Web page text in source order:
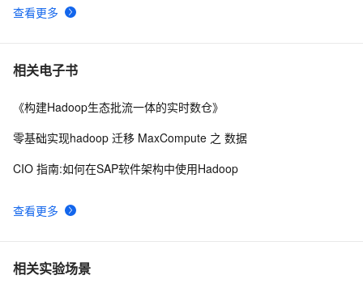
查看更多
相关电子书
查看更多
《构建Hadoop生态批流一体的实时数仓》
零基础实现hadoop 迁移 MaxCompute 之 数据
CIO 指南:如何在SAP软件架构中使用Hadoop
相关实验场景